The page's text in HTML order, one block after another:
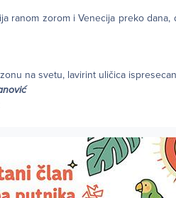
ranom zorom i Venecija preko
na svetu, lavirint uličica